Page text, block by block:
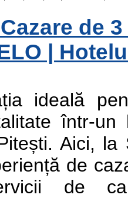
de
|
ideală
într-
Aici, la
de
de